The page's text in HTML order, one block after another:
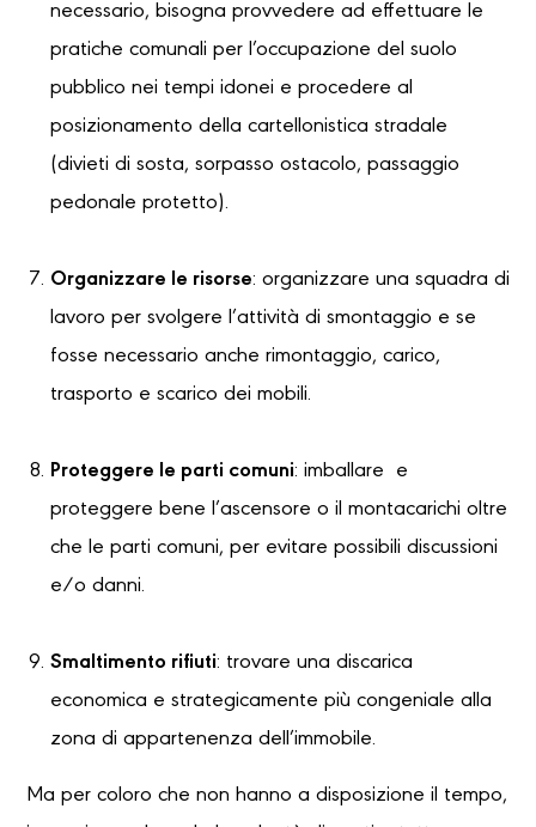
necessario, bisogna provvedere ad effettuare le
pratiche comunali per l’occupazione del suolo
pubblico nei tempi idonei e procedere al
posizionamento della cartellonistica stradale
(divieti di sosta, sorpasso ostacolo, passaggio
pedonale protetto).
Organizzare le risorse: organizzare una squadra di
lavoro per svolgere l’attività di smontaggio e se
fosse necessario anche rimontaggio, carico,
trasporto e scarico dei mobili.
Proteggere le parti comuni: imballare e
proteggere bene l’ascensore o il montacarichi oltre
che le parti comuni, per evitare possibili discussioni
e/o danni.
Smaltimento rifiuti: trovare una discarica
economica e strategicamente più congeniale alla
zona di appartenenza dell’immobile.
Ma per coloro che non hanno a disposizione il tempo,